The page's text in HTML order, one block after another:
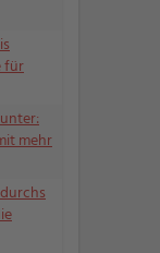
für
mehr